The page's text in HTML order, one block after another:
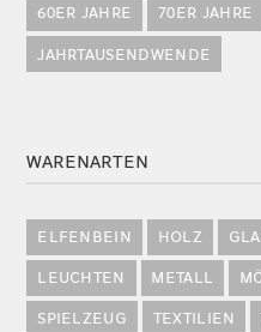
60ER JAHRE 70ER JAHRE
JAHRTAUSENDWENDE
WARENARTEN
ELFENBEIN HOLZ
LEUCHTEN METALL
SPIELZEUG TEXTILIEN